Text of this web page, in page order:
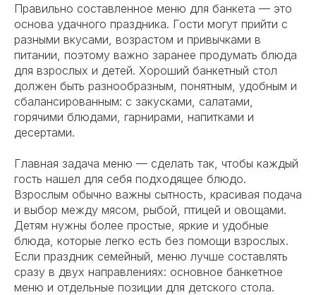
Правильно составленное меню для банкета — это
основа удачного праздника. Гости могут прийти с
разными вкусами, возрастом и привычками в
питании, поэтому важно заранее продумать блюда
для взрослых и детей. Хороший банкетный стол
должен быть разнообразным, понятным, удобным и
сбалансированным: с закусками, салатами,
горячими блюдами, гарнирами, напитками и
десертами.
Главная задача меню — сделать так, чтобы каждый
гость нашел для себя подходящее блюдо.
Взрослым обычно важны сытность, красивая подача
и выбор между мясом, рыбой, птицей и овощами.
Детям нужны более простые, яркие и удобные
блюда, которые легко есть без помощи взрослых.
Если праздник семейный, меню лучше составлять
сразу в двух направлениях: основное банкетное
меню и отдельные позиции для детского стола.